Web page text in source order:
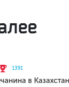
1391
в Казахстан